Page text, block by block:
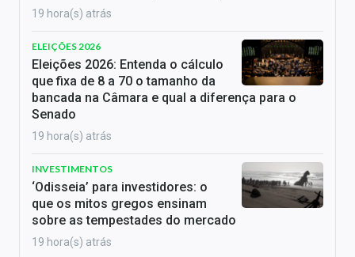
19 hora(s) atrás
ELEIÇÕES 2026
Eleições 2026: Entenda o cálculo
que fixa de 8 a 70 o tamanho da
bancada na Câmara e qual a diferença para o
Senado
19 hora(s) atrás
INVESTIMENTOS
‘Odisseia’ para investidores: o
que os mitos gregos ensinam
sobre as tempestades do mercado
19 hora(s) atrás